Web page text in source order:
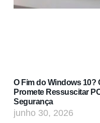
O Fim do Windows 10?
Promete Ressuscitar
Segurança
junho 30, 2026